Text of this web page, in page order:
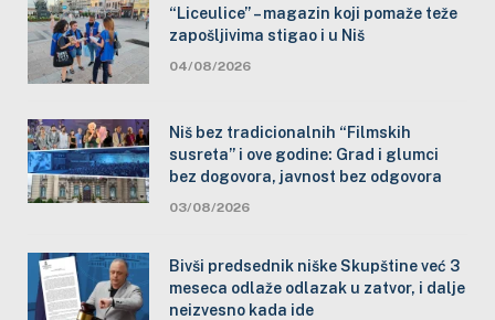
“Liceulice” – magazin koji pomaže teže
zapošljivima stigao i u Niš
04/08/2026
Niš bez tradicionalnih “Filmskih
susreta” i ove godine: Grad i glumci
bez dogovora, javnost bez odgovora
03/08/2026
Bivši predsednik niške Skupštine već 3
meseca odlaže odlazak u zatvor, i dalje
neizvesno kada ide